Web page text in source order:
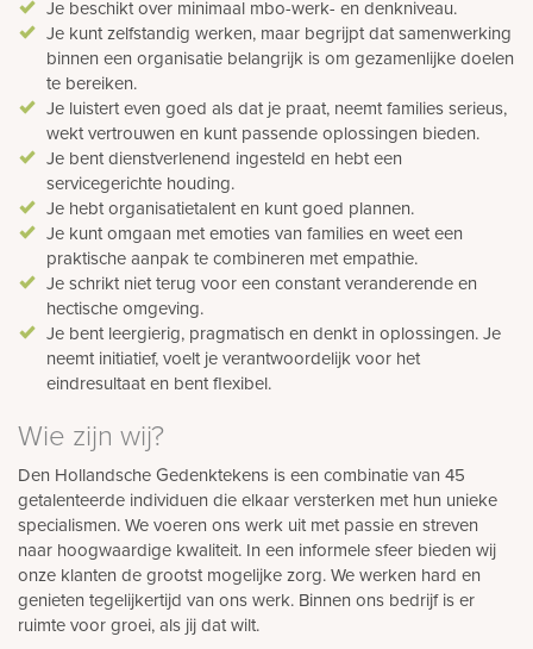
Je beschikt over minimaal mbo-werk- en denkniveau.
Je kunt zelfstandig werken, maar begrijpt dat samenwerking
binnen een organisatie belangrijk is om gezamenlijke doelen
te bereiken.
Je luistert even goed als dat je praat, neemt families serieus,
wekt vertrouwen en kunt passende oplossingen bieden.
Je bent dienstverlenend ingesteld en hebt een
servicegerichte houding.
Je hebt organisatietalent en kunt goed plannen.
Je kunt omgaan met emoties van families en weet een
praktische aanpak te combineren met empathie.
Je schrikt niet terug voor een constant veranderende en
hectische omgeving.
Je bent leergierig, pragmatisch en denkt in oplossingen. Je
neemt initiatief, voelt je verantwoordelijk voor het
eindresultaat en bent flexibel.
Wie zijn wij?
Den Hollandsche Gedenktekens is een combinatie van 45
getalenteerde individuen die elkaar versterken met hun unieke
specialismen. We voeren ons werk uit met passie en streven
naar hoogwaardige kwaliteit. In een informele sfeer bieden wij
onze klanten de grootst mogelijke zorg. We werken hard en
genieten tegelijkertijd van ons werk. Binnen ons bedrijf is er
ruimte voor groei, als jij dat wilt.